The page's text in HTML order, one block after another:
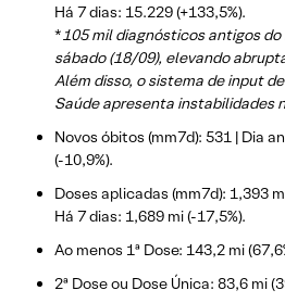
Há 7 dias: 15.229 (+133,5%).
*105 mil diagnósticos antigos
sábado (18/09), elevando
Além disso, o sistema de input
Saúde apresenta instabilidades
Novos óbitos (mm7d): 531 | Dia
(-10,9%).
Doses aplicadas (mm7d): 1,393
Há 7 dias: 1,689 mi (-17,5%).
Ao menos 1ª Dose: 143,2 mi
2ª Dose ou Dose Única: 83,6 mi